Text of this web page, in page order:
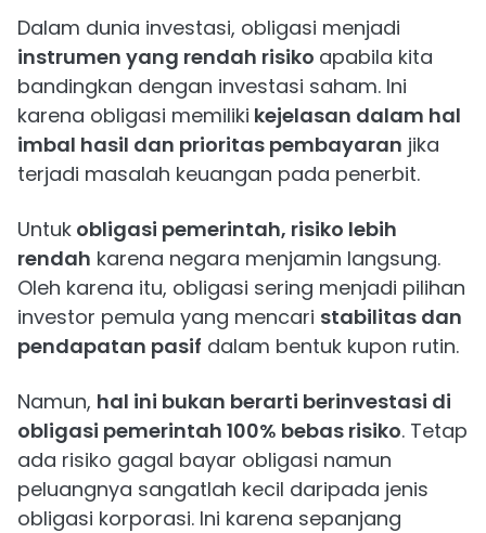
Dalam dunia investasi, obligasi menjadi
instrumen yang rendah risiko apabila kita
bandingkan dengan investasi saham. Ini
karena obligasi memiliki kejelasan dalam hal
imbal hasil dan prioritas pembayaran jika
terjadi masalah keuangan pada penerbit.
Untuk obligasi pemerintah, risiko lebih
rendah karena negara menjamin langsung.
Oleh karena itu, obligasi sering menjadi pilihan
investor pemula yang mencari stabilitas dan
pendapatan pasif dalam bentuk kupon rutin.
Namun, hal ini bukan berarti berinvestasi di
obligasi pemerintah 100% bebas risiko. Tetap
ada risiko gagal bayar obligasi namun
peluangnya sangatlah kecil daripada jenis
obligasi korporasi. Ini karena sepanjang